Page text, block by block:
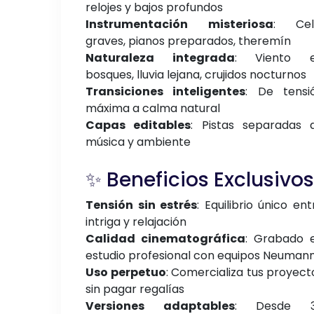
relojes y bajos profundos
Instrumentación misteriosa:
graves, pianos preparados, theremín
Naturaleza integrada: Viento
bosques, lluvia lejana, crujidos nocturnos
Transiciones inteligentes: De
máxima a calma natural
Capas editables: Pistas separadas
música y ambiente
✨ Beneficios Exclusivos
Tensión sin estrés: Equilibrio único
intriga y relajación
Calidad cinematográfica: Grabado
estudio profesional con equipos
Uso perpetuo: Comercializa tus
sin pagar regalías
Versiones adaptables: Desde